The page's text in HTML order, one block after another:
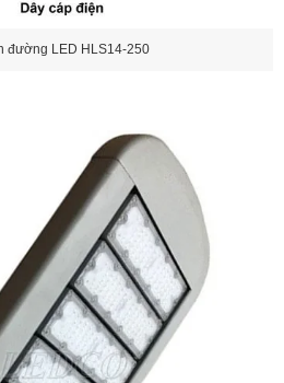
đường LED HLS14-250